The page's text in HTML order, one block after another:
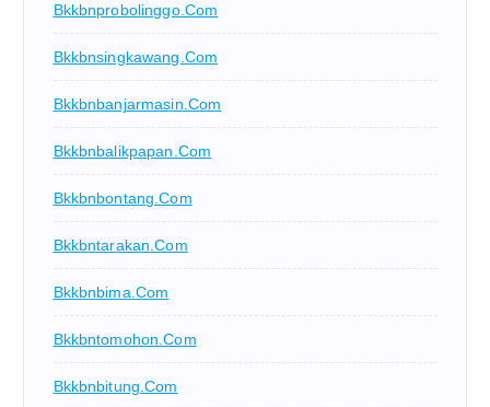
Bkkbnprobolinggo.com
Bkkbnsingkawang.com
Bkkbnbanjarmasin.com
Bkkbnbalikpapan.com
Bkkbnbontang.com
Bkkbntarakan.com
Bkkbnbima.com
Bkkbntomohon.com
Bkkbnbitung.com